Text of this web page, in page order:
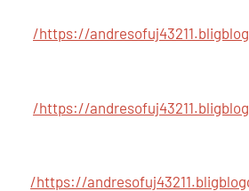
https://andresofuj43211.bligblogging.com/23257018/
https://andresofuj43211.bligblogging.com/23257019/
https://andresofuj43211.bligblogging.com/23257024/